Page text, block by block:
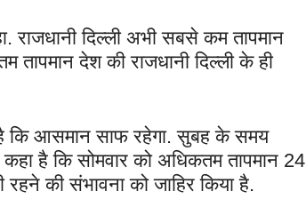
राजधानी दिल्ली अभी सबसे कम तापमान
देश की राजधानी दिल्ली के ही
है कि आसमान साफ रहेगा. सुबह के समय
कहा है कि सोमवार को अधिकतम तापमान 24
रहने की संभावना को जाहिर किया है.